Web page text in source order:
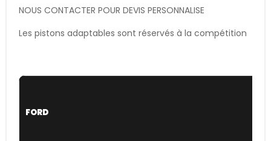
NOUS CONTACTER POUR DEVIS PERSONNALISE
Les pistons adaptables sont réservés à la compétition
FORD